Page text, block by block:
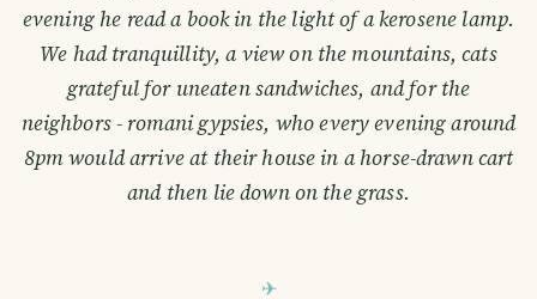
evening he read a book in the light of a kerosene lamp.
We had tranquillity, a view on the mountains, cats
grateful for uneaten sandwiches, and for the
neighbors - romani gypsies, who every evening around
8pm would arrive at their house in a horse-drawn cart
and then lie down on the grass.